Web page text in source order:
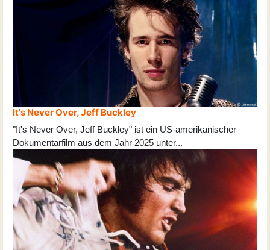
It's Never Over, Jeff Buckley
"It's Never Over, Jeff Buckley" ist ein US-amerikanischer
Dokumentarfilm aus dem Jahr 2025 unter...